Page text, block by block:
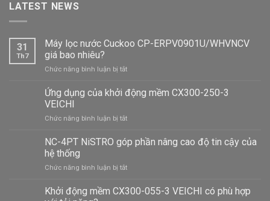
LATEST NEWS
31
Th7
Máy lọc nước Cuckoo CP-ERPV0901U/WHVNCV
giá bao nhiêu?
Chức năng bình luận bị tắtở
lọc
nước
CP-
giá
Ứng dụng của khởi động mềm CX300-250-3
VEICHI
Chức năng bình luận bị tắtở
dụng
của
động
CX300-
NC-4PT NiSTRO góp phần nâng cao độ tin cậy của
hệ thống
Chức năng bình luận bị tắtở
4PT
Khởi động mềm CX300-055-3 VEICHI có phù hợp